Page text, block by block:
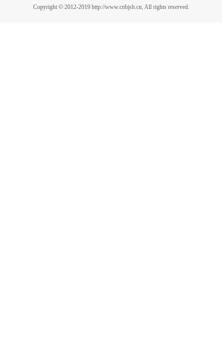
Copyright © 2012-2019 http://www.cnbjsh.cn, All rights reserved.